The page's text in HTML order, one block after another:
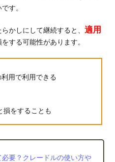
す。
かしにして継続すると、適用
する可能性があります。
用で利用できる
損をすることも
要？クレードルの使い方や